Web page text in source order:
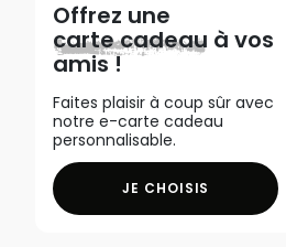
Offrez une
carte cadeau à vos
amis !
Faites plaisir à coup sûr avec
notre e-carte cadeau
personnalisable.
JE CHOISIS